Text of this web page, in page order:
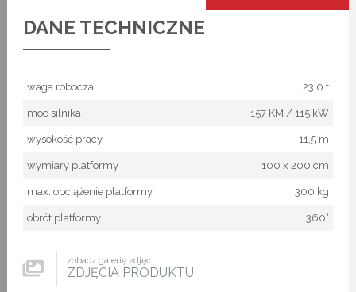
DANE TECHNICZNE
waga robocza 23,0 t
moc silnika 157 KM / 115 kW
wysokość pracy 11,5 m
wymiary platformy 100 x 200 cm
max. obciążenie platformy 300 kg
obrót platformy 360°
zobacz galerię zdjęć
ZDJĘCIA PRODUKTU